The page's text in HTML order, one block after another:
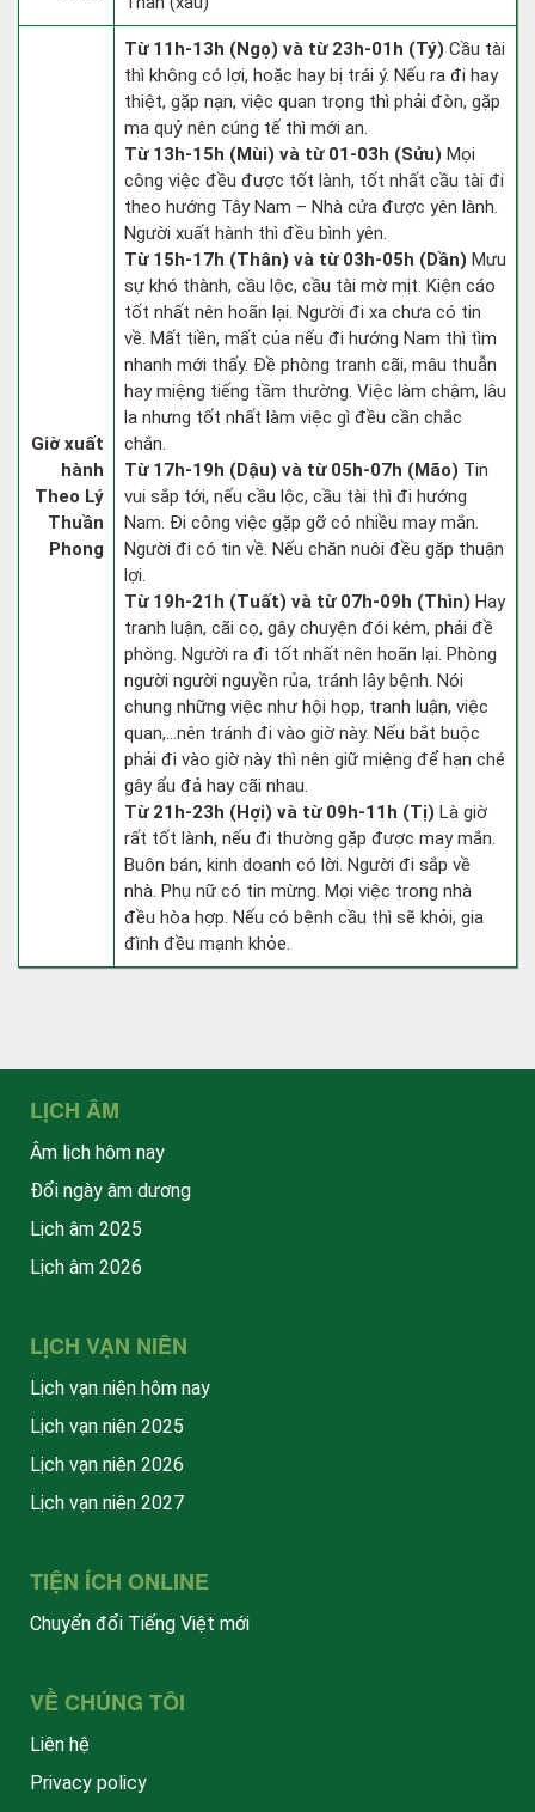
Giờ xuất
hành
Theo Lý
Thuần
Phong
Từ 11h-13h (Ngọ) và từ 23h-01h (Tý) Cầu tài
thì không có lợi, hoặc hay bị trái ý. Nếu ra đi hay
thiệt, gặp nạn, việc quan trọng thì phải đòn, gặp
ma quỷ nên cúng tế thì mới an.
Từ 13h-15h (Mùi) và từ 01-03h (Sửu) Mọi
công việc đều được tốt lành, tốt nhất cầu tài đi
theo hướng Tây Nam – Nhà cửa được yên lành.
Người xuất hành thì đều bình yên.
Từ 15h-17h (Thân) và từ 03h-05h (Dần) Mưu
sự khó thành, cầu lộc, cầu tài mờ mịt. Kiện cáo
tốt nhất nên hoãn lại. Người đi xa chưa có tin
về. Mất tiền, mất của nếu đi hướng Nam thì tìm
nhanh mới thấy. Đề phòng tranh cãi, mâu thuẫn
hay miệng tiếng tầm thường. Việc làm chậm, lâu
la nhưng tốt nhất làm việc gì đều cần chắc
chắn.
Từ 17h-19h (Dậu) và từ 05h-07h (Mão) Tin
vui sắp tới, nếu cầu lộc, cầu tài thì đi hướng
Nam. Đi công việc gặp gỡ có nhiều may mắn.
Người đi có tin về. Nếu chăn nuôi đều gặp thuận
lợi.
Từ 19h-21h (Tuất) và từ 07h-09h (Thìn) Hay
tranh luận, cãi cọ, gây chuyện đói kém, phải đề
phòng. Người ra đi tốt nhất nên hoãn lại. Phòng
người người nguyền rủa, tránh lây bệnh. Nói
chung những việc như hội họp, tranh luận, việc
quan,…nên tránh đi vào giờ này. Nếu bắt buộc
phải đi vào giờ này thì nên giữ miệng để hạn ché
gây ẩu đả hay cãi nhau.
Từ 21h-23h (Hợi) và từ 09h-11h (Tị) Là giờ
rất tốt lành, nếu đi thường gặp được may mắn.
Buôn bán, kinh doanh có lời. Người đi sắp về
nhà. Phụ nữ có tin mừng. Mọi việc trong nhà
đều hòa hợp. Nếu có bệnh cầu thì sẽ khỏi, gia
đình đều mạnh khỏe.
LỊCH ÂM
Âm lịch hôm nay
Đổi ngày âm dương
Lịch âm 2025
Lịch âm 2026
LỊCH VẠN NIÊN
Lịch vạn niên hôm nay
Lịch vạn niên 2025
Lịch vạn niên 2026
Lịch vạn niên 2027
TIỆN ÍCH ONLINE
Chuyển đổi Tiếng Việt mới
VỀ CHÚNG TÔI
Liên hệ
Privacy policy